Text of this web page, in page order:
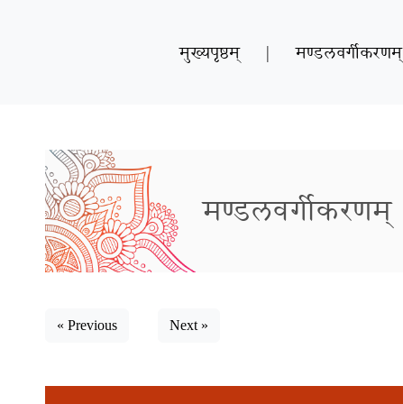
मुख्यपृष्ठम् | मण्डलवर्गीकरणम्
मण्डलवर्गीकरणम्
« Previous Next »